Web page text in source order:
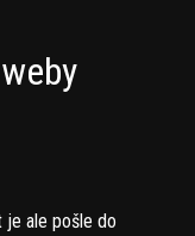
je ale pošle do